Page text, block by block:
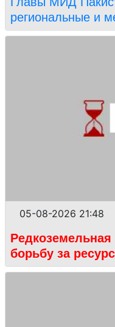
региональные и
05-08-2026 21:48
борьбу за